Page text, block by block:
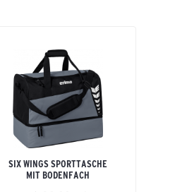
SIX WINGS SPORTTASCHE
MIT BODENFACH